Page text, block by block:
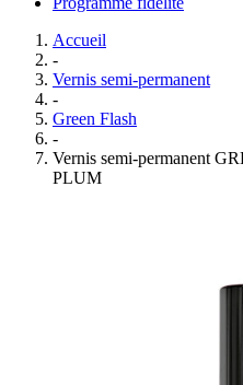
Accueil
-
Vernis semi-permanent
-
Green Flash
-
Vernis semi-permanent
PLUM